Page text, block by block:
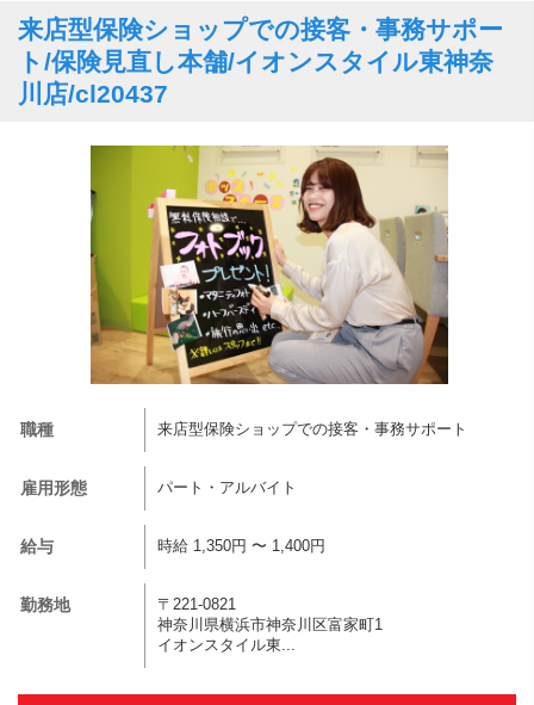
来店型保険ショップでの接客・事務サポー
ト/保険見直し本舗/イオンスタイル東神奈
川店/cl20437
職種 来店型保険ショップでの接客・事務サポート
雇用形態 パート・アルバイト
給与 時給 1,350円 〜 1,400円
勤務地
〒221-0821
神奈川県横浜市神奈川区富家町1
イオンスタイル東...